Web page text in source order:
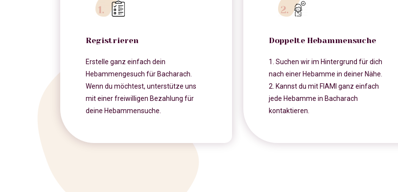
Registrieren
Erstelle ganz einfach dein
Hebammengesuch für Bacharach.
Wenn du möchtest, unterstütze uns
mit einer freiwilligen Bezahlung für
deine Hebammensuche.
Doppelte Hebammensuche
1. Suchen wir im Hintergrund für dich
nach einer Hebamme in deiner Nähe.
2. Kannst du mit FIAMI ganz einfach
jede Hebamme in Bacharach
kontaktieren.